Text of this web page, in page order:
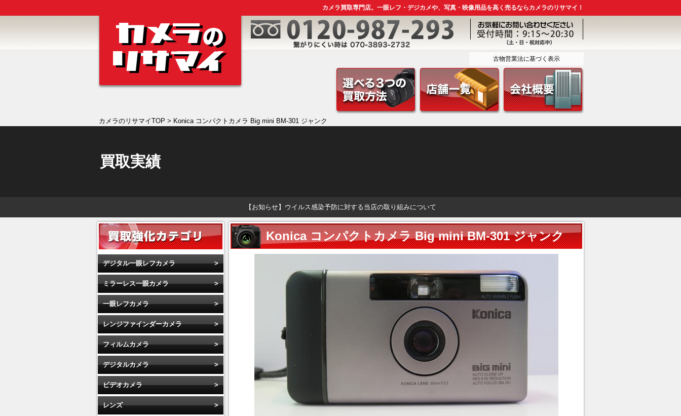
カメラ買取専門店。一眼レフ・デジカメや、写真・映像用品を高く売るならカメラのリサマイ！
古物営業法に基づく表示
カメラのリサマイTOP > Konica コンパクトカメラ Big mini BM-301 ジャンク
買取実績
【お知らせ】ウイルス感染予防に対する当店の取り組みについて
Konica コンパクトカメラ Big mini BM-301 ジャンク
デジタル一眼レフカメラ
ミラーレス一眼カメラ
一眼レフカメラ
レンジファインダーカメラ
フィルムカメラ
デジタルカメラ
ビデオカメラ
レンズ